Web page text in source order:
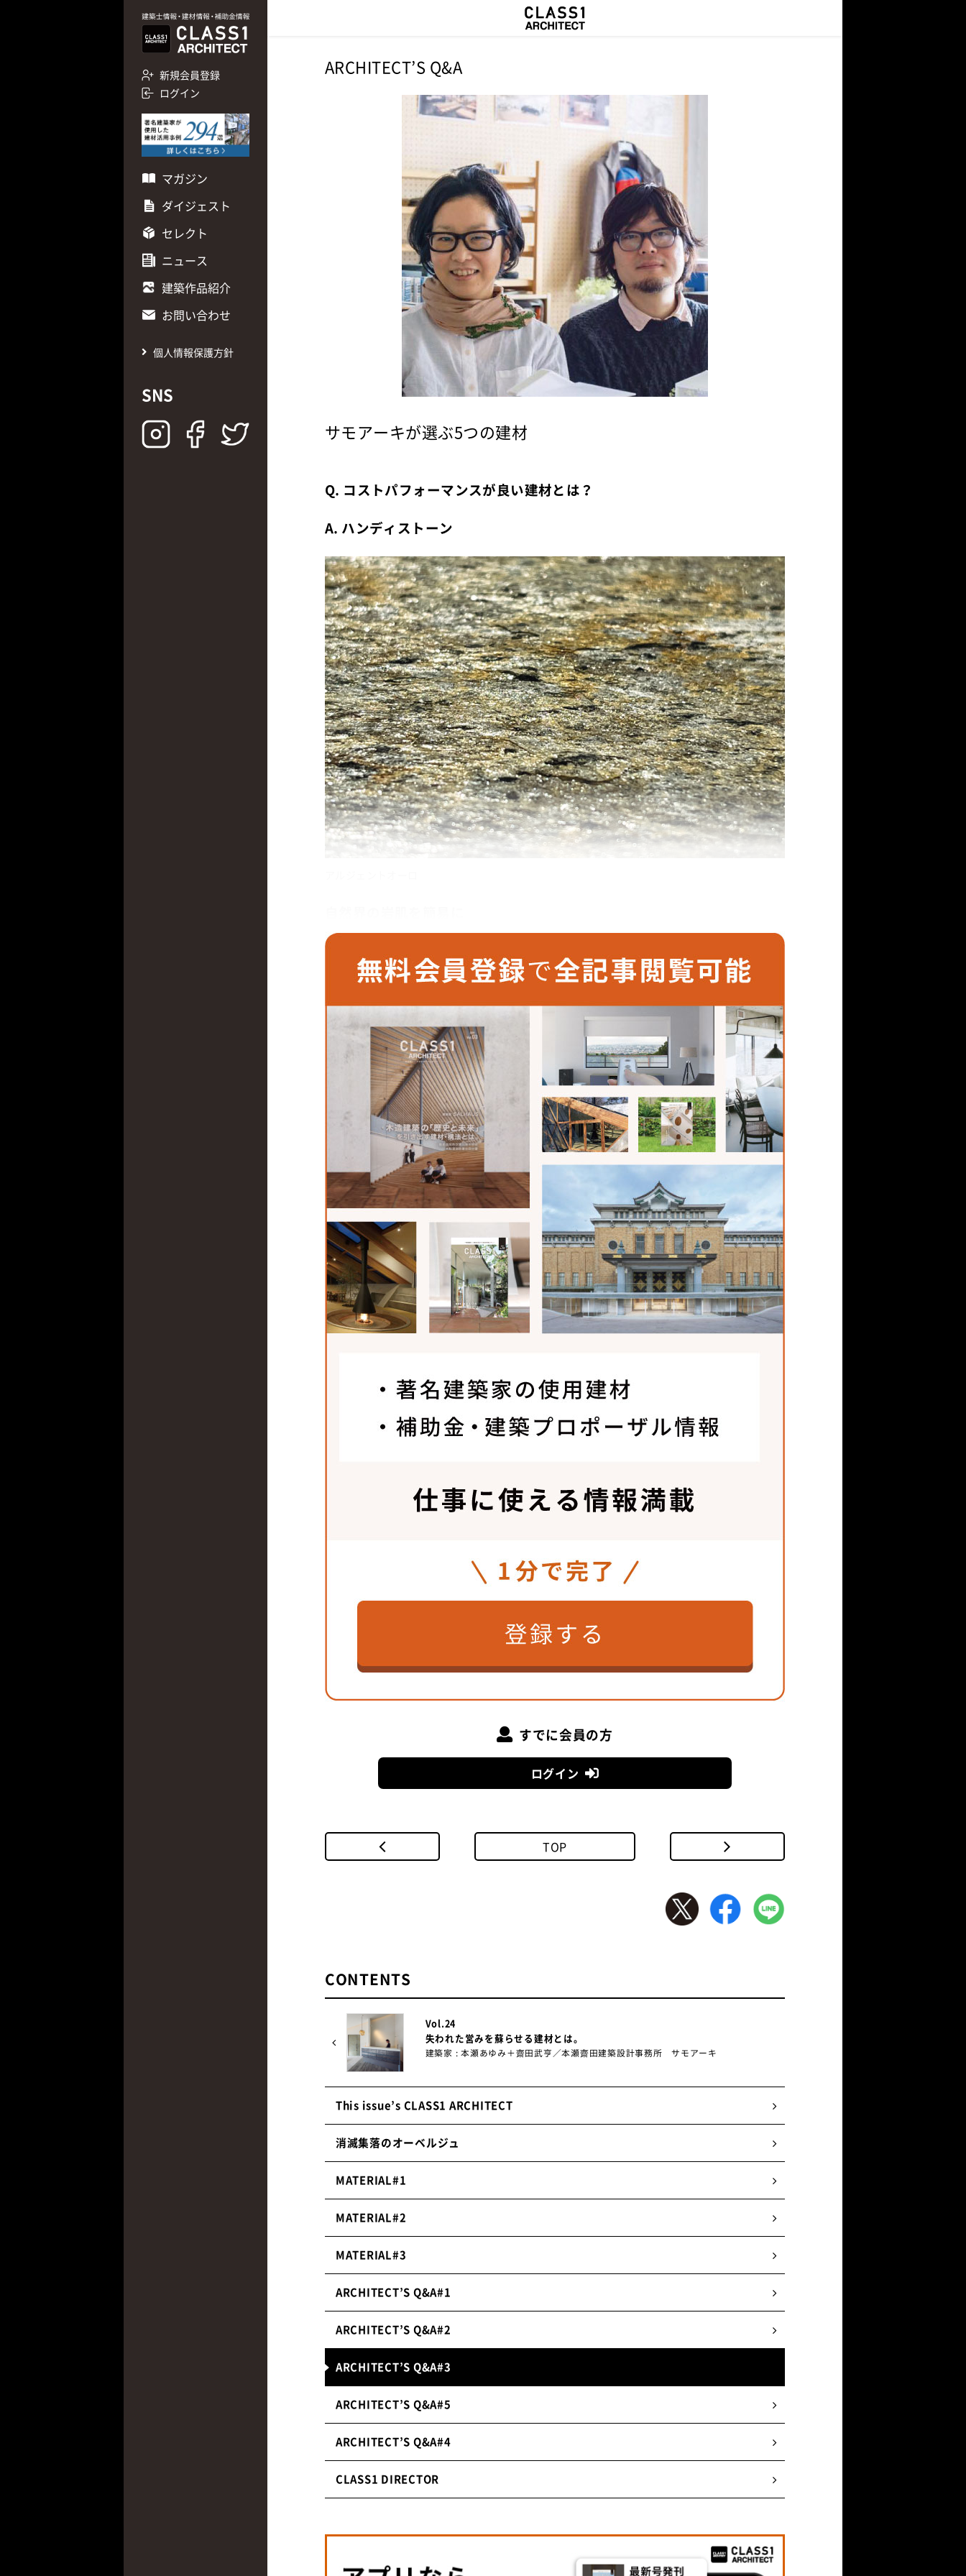
新規会員登録
ログイン
マガジン
ダイジェスト
セレクト
ニュース
建築作品紹介
お問い合わせ
個人情報保護方針
SNS
ARCHITECT’S Q&A
サモアーキが選ぶ5つの建材
Q. コストパフォーマンスが良い建材とは？
A. ハンディストーン
再現するシート状天然石
「消滅集落のオーベルジュ」キッチンカウンター幕板にハンディストーンのシーグリ
ーンを、受付奥のドアにアルジェントオーロを採用しました。敷地の近くを流れる利
賀川は岩盤地質で、川底は砂岩系の岩肌が見えています。その石を建築に取り入れら
れないかと検討していたのですが、現地の石を切り出して石材にしてくれるメーカー
はなかなかなく、現地の石に似たものを探していくうちにハンディストーンに辿り着
き、採用に至りました。天然石のシートなので、本物の石としての表情をもちながら
も重さで滑落する心配がありません。
松下産業株式会社
〒141-0022
東京都品川区東五反田5-25-19 東京デザインセンター2F
TEL：03-5447-6431
FAX：03-5447-6433
URL：
すでに会員の方
ログイン
TOP
CONTENTS
Vol.24
失われた営みを蘇らせる建材とは。
建築家 : 本瀬あゆみ＋齋田武亨／本瀬齋田建築設計事務所 サモアーキ
This issue’s CLASS1 ARCHITECT
消滅集落のオーベルジュ
MATERIAL#1
MATERIAL#2
MATERIAL#3
ARCHITECT’S Q&A#1
ARCHITECT’S Q&A#2
ARCHITECT’S Q&A#3
ARCHITECT’S Q&A#5
ARCHITECT’S Q&A#4
CLASS1 DIRECTOR